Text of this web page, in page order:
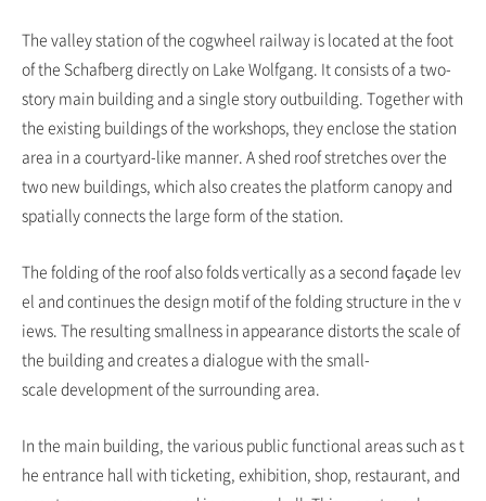
The valley station of the cogwheel railway is located at the foot
of the Schafberg directly on Lake Wolfgang. It consists of a two-
story main building and a single story outbuilding. Together with
the existing buildings of the workshops, they enclose the station
area in a courtyard-like manner. A shed roof stretches over the
two new buildings, which also creates the platform canopy and
spatially connects the large form of the station.
The folding of the roof also folds vertically as a second façade lev
el and continues the design motif of the folding structure in the v
iews. The resulting smallness in appearance distorts the scale of
the building and creates a dialogue with the small-
scale development of the surrounding area.
In the main building, the various public functional areas such as t
he entrance hall with ticketing, exhibition, shop, restaurant, and